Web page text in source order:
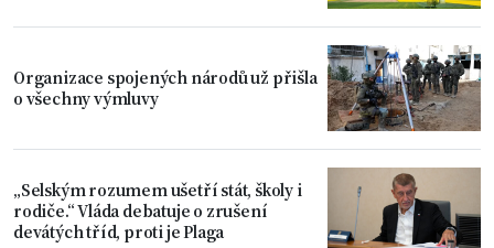
Organizace spojených národů už přišla
o všechny výmluvy
„Selským rozumem ušetří stát, školy i
rodiče.“ Vláda debatuje o zrušení
devátých tříd, proti je Plaga